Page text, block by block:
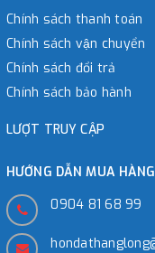
Chính sách thanh toán
Chính sách vận chuyển
Chính sách đổi trả
Chính sách bảo hành
LƯỢT TRUY CẬP
HƯỚNG DẪN MUA HÀNG
0904 81 68 99